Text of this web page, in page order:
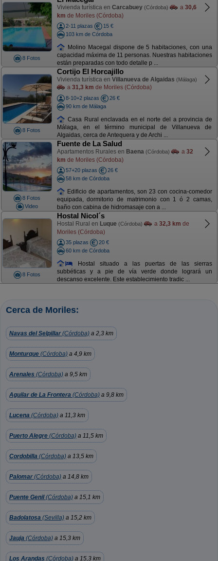
8 Fotos
Vivienda turística en Carcabuey (Córdoba) a 30,6
km de Moriles (Córdoba)
2-11 plazas
15 €
103 km de Córdoba
Molino Macegal dispone de 5 habitaciones, con una
capacidad máxima de 11 personas. Nuestras habitaciones
están preparadas con todo detalle p ...
8 Fotos
Cortijo El Horcajillo
Vivienda turística en Villanueva de Algaidas (Málaga)
a 31,3 km de Moriles (Córdoba)
8-10+2 plazas
26 €
90 km de Málaga
Casa Rural enclavada en el norte del a provincia de
Málaga, en el término municipal de Villanueva de
Algaidas, cerca de Antequera y de Archi ...
8 Fotos
Video
Fuente de La Salud
Apartamentos Rurales en Baena (Córdoba) a 32
km de Moriles (Córdoba)
57+20 plazas
26 €
58 km de Córdoba
Edificio de apartamentos, son 23 con cocina-comedor
equipada, dormitorio de matrimonio con 1 ó 2 camas,
baño con cabina de hidromasaje con a ...
8 Fotos
Hostal Nicol´s
Hostal Rural en Luque (Córdoba) a 32,3 km de
Moriles (Córdoba)
35 plazas
20 €
60 km de Córdoba
Hostal situado a las puertas de las sierras
subbéticas y a pie de vía verde donde logrará un
descanso excelente. Este establecimiento tradic ...
Cerca de Moriles:
Navas del Selpillar (Córdoba) a 2,3 km
Monturque (Córdoba) a 4,9 km
Arenales (Córdoba) a 9,5 km
Aguilar de La Frontera (Córdoba) a 9,8 km
Lucena (Córdoba) a 11,3 km
Puerto Alegre (Córdoba) a 11,5 km
Cordobilla (Córdoba) a 13,5 km
Palomar (Córdoba) a 14,8 km
Puente Genil(Córdoba) a 15,1 km
Badolatosa (Sevilla) a 15,2 km
Jauja (Córdoba) a 15,3 km
Los Arandas (Córdoba) a 15,3 km